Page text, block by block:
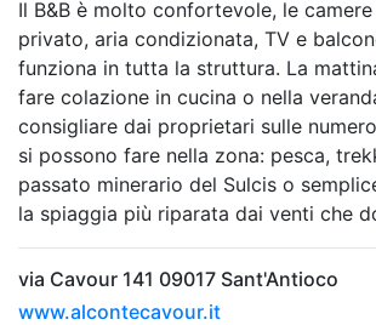
Il B&B è molto confortevole, le
privato, aria condizionata, TV e
funziona in tutta la struttura. La
fare colazione in cucina o nella
consigliare dai proprietari sulle
si possono fare nella zona: pesca,
passato minerario del Sulcis o
la spiaggia più riparata dai venti che
via Cavour 141 09017 Sant'Antioco
www.alcontecavour.it